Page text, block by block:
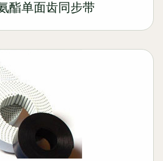
酯单面齿同步带